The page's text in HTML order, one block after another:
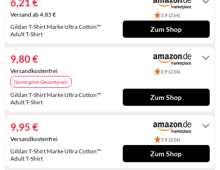
KINDERSCHUHE
LAUFSCHUHE
PANTOLETTEN
PUMPS
SANDALEN
SCHUHZUBEHÖR
STRANDTASCHEN
TASCHEN-ZUBEHÖR
Gildan T-Shirt Marke Ultra Cotton™
Adult T-Shirt
3,9 (234)
6,21 €
Versand ab 4,85 €
Zum Shop
Gildan T-Shirt Marke Ultra Cotton™
Adult T-Shirt
3,9 (234)
Günstigster Gesamtpreis
9,80 €
Versandkostenfrei
Zum Shop
Gildan T-Shirt Marke Ultra Cotton™
Adult T-Shirt
3,9 (234)
9,95 €
Versandkostenfrei
Zum Shop